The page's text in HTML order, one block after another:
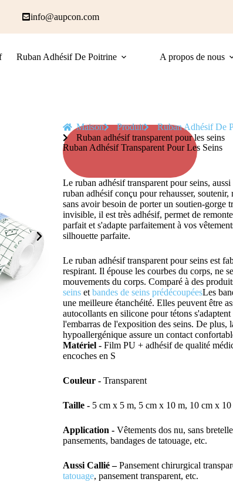
info@aupcon.com
Ruban Adhésif De Poitrine A propos de nous
Maison Produit
Ruban Adhésif De
Ruban adhésif transparent pour les seins
Ruban Adhésif Transparent Pour Les Seins
Le ruban adhésif transparent pour seins,
ruban adhésif conçu pour rehausser,
sans avoir besoin de porter un soutien-gorge
invisible, il est très adhésif, permet de
parfait et s'adapte parfaitement à vos
silhouette parfaite.
Le ruban adhésif transparent pour seins est
respirant. Il épouse les courbes du corps, ne
mouvements du corps. Comparé à des
seins etbandes de seins prédécoupéesLes
une meilleure étanchéité. Elles peuvent être
autocollants en silicone pour tétons
l'embarras de l'exposition des seins. De plus,
hypoallergénique assure un contact
Matériel - Film PU + adhésif de qualité
encoches en S
Couleur -Transparent
Taille - 5 cm x 5 m, 5 cm x 10 m, 10 cm x 10
Application -Vêtements dos nu, sans
pansements, bandages de tatouage, etc.
AussiCallié –Pansement chirurgical
tatouage, pansement transparent, etc.